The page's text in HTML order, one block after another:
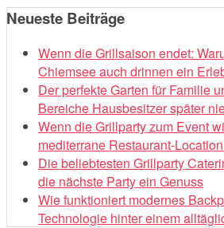
Neueste Beiträge
Wenn die Grillsaison endet:
Chiemsee auch drinnen ein
Der perfekte Garten für Familie
Bereiche Hausbesitzer später
Wenn die Grillparty zum Event
mediterrane Restaurant-
Die beliebtesten Grillparty
die nächste Party ein Genuss
Wie funktioniert modernes
Technologie hinter einem